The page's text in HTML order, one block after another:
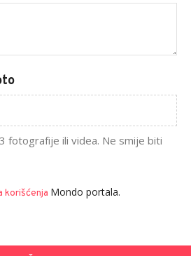
fotografije ili videa. Ne smije biti
korišćenja Mondo portala.